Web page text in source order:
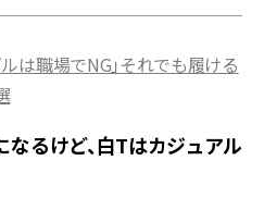
は職場でNG」それでも履ける
るけど、白Tはカジュアル